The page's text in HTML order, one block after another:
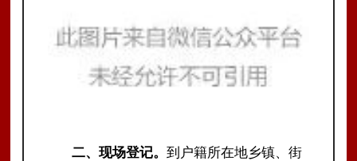
二、现场登记。到户籍所在地乡镇、街